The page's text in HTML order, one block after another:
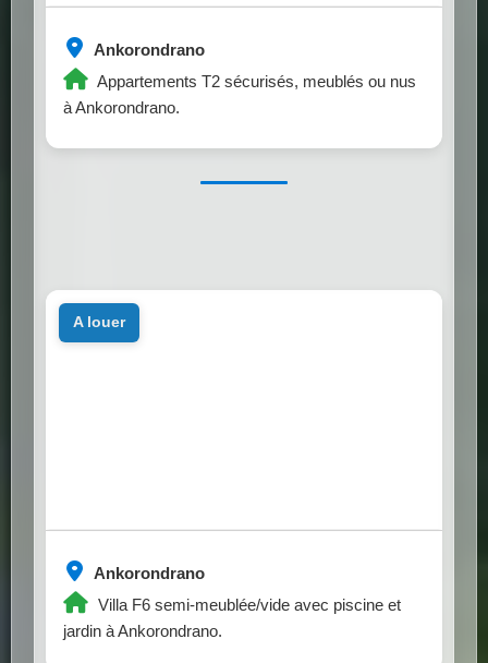
Ankorondrano
Appartements T2 sécurisés, meublés ou nus
à Ankorondrano.
Ankorondrano
Villa F6 semi-meublée/vide avec piscine et
jardin à Ankorondrano.
a louer